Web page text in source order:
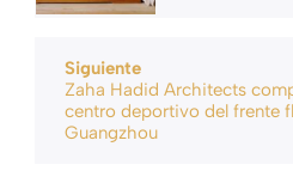
Siguiente
Zaha Hadid Architects
centro deportivo del frente
Guangzhou